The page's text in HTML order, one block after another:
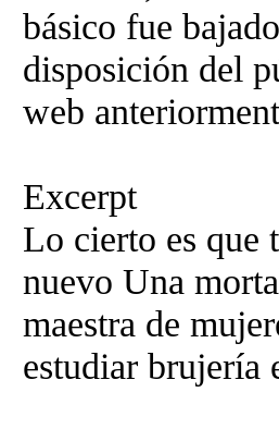
básico fue
disposición del
web
Excerpt
Lo cierto es que
nuevo Una
maestra de
estudiar brujería